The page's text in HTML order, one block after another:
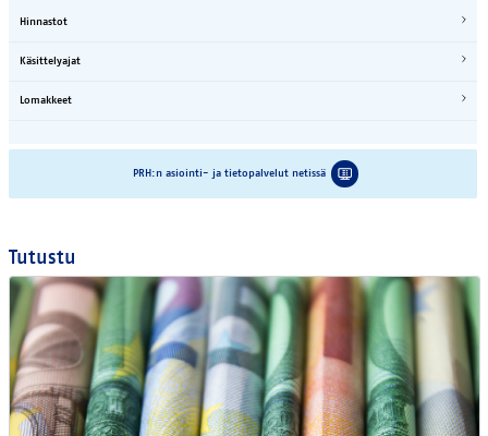
Hin­nas­tot
Kä­sit­te­ly­ajat
Lo­mak­keet
PRH:n asioin­ti- ja tie­to­pal­ve­lut ne­tis­sä
Tu­tus­tu